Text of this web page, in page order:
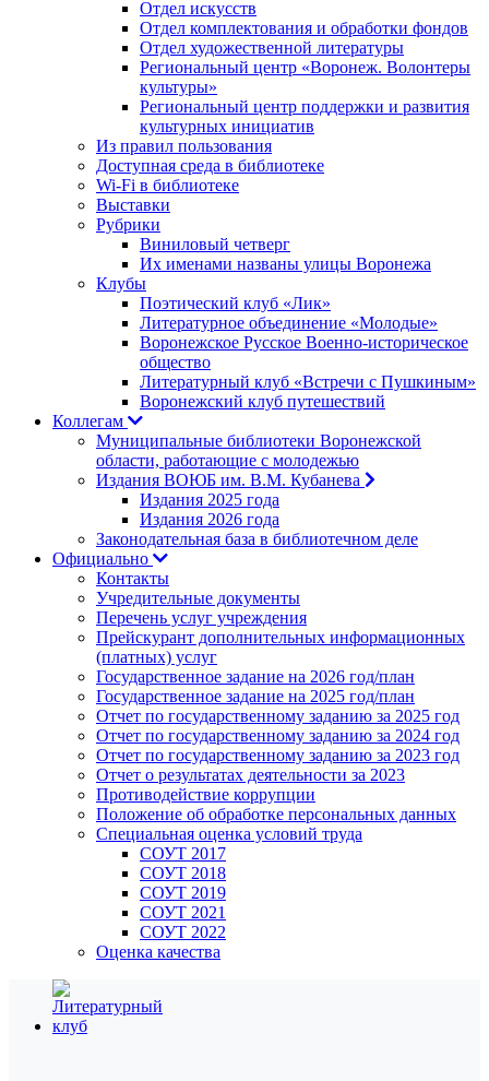
Отдел искусств
Отдел комплектования и обработки фондов
Отдел художественной литературы
Региональный центр «Воронеж. Волонтеры
культуры»
Региональный центр поддержки и развития
культурных инициатив
Из правил пользования
Доступная среда в библиотеке
Wi-Fi в библиотеке
Выставки
Рубрики
Виниловый четверг
Их именами названы улицы Воронежа
Клубы
Поэтический клуб «Лик»
Литературное объединение «Молодые»
Воронежское Русское Военно-историческое
общество
Литературный клуб «Встречи с Пушкиным»
Воронежский клуб путешествий
Коллегам
Муниципальные библиотеки Воронежской
области, работающие с молодежью
Издания ВОЮБ им. В.М. Кубанева
Издания 2025 года
Издания 2026 года
Законодательная база в библиотечном деле
Официально
Контакты
Учредительные документы
Перечень услуг учреждения
Прейскурант дополнительных информационных
(платных) услуг
Государственное задание на 2026 год/план
Государственное задание на 2025 год/план
Отчет по государственному заданию за 2025 год
Отчет по государственному заданию за 2024 год
Отчет по государственному заданию за 2023 год
Отчет о результатах деятельности за 2023
Противодействие коррупции
Положение об обработке персональных данных
Специальная оценка условий труда
СОУТ 2017
СОУТ 2018
СОУТ 2019
СОУТ 2021
СОУТ 2022
Оценка качества